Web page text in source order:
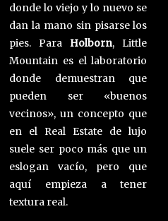
donde lo viejo y lo nuevo se
dan la mano sin pisarse los
pies. ParaHolborn, Little
Mountain es el laboratorio
donde demuestran que
pueden ser «buenos
vecinos», un concepto que
en el Real Estate de lujo
suele ser poco más que un
eslogan vacío, pero que
aquí empieza a tener
textura real.